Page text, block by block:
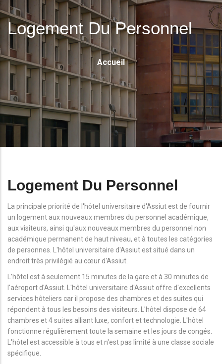
Logement Du Personnel
Fil
D'Ariane
Accueil
Logement Du Personnel
La principale priorité de l'hôtel universitaire d'Assiut est de fournir
un logement aux nouveaux membres du personnel académique,
aux visiteurs, ainsi qu'aux nouveaux membres du personnel non
académique permanent de haut niveau, et à toutes les catégories
de personnes. L'hôtel universitaire d'Assiut est situé dans un
endroit très privilégié au cœur d'Assiut.
L’hôtel est à seulement 15 minutes de la gare et à 30 minutes de
l'aéroport d'Assiut. L'hôtel universitaire d'Assiut offre d'excellents
services hôteliers car il propose des chambres et des suites qui
répondent à tous les besoins des visiteurs. L'hôtel dispose de 64
chambres et 4 suites alliant luxe, confort et technologie. L'hôtel
fonctionne régulièrement toute la semaine et les jours de congés.
L'hôtel est accessible à tous et n'est pas limité à une classe sociale
spécifique.